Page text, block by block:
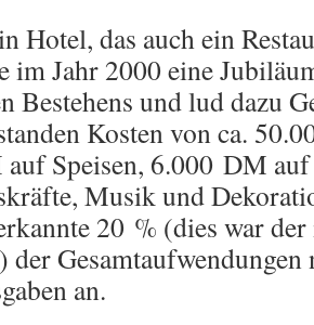
Hotel, das auch ein
im Jahr 2000 eine
Bestehens und lud dazu
Kosten von ca.
Speisen, 6.000 DM auf
Musik und
20 % (dies war
der Gesamtaufwendungen
an.